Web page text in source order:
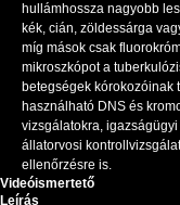
hullámhossza nagyobb
kék, cián, zöldessárga
míg mások csak
mikroszkópot a
betegségek kórokozóinak
használható DNS és
vizsgálatokra,
állatorvosi
ellenőrzésre is.
Videóismertető
Leírás